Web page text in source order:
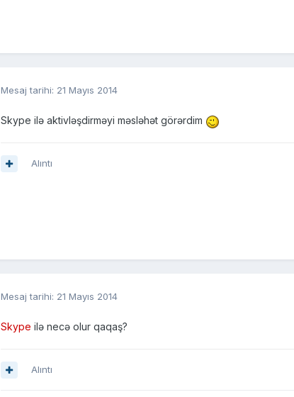
Mesaj tarihi: 21 Mayıs 2014
Skype ilə aktivləşdirməyi məsləhət görərdim
Alıntı
Mesaj tarihi: 21 Mayıs 2014
Skype ilə necə olur qaqaş?
Alıntı